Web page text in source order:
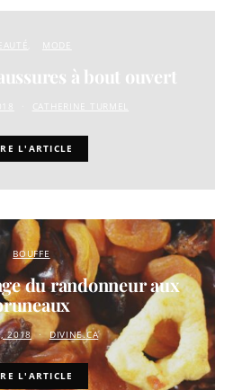
MODE
à bout ouvert
CATHERINE TURMEL
L'ARTICLE
BOUFFE
du randonneur aux
2018 DIVINE.CA
L'ARTICLE